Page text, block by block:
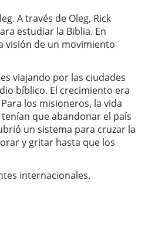
A través de Oleg, Rick
estudiar la Biblia. En
visión de un movimiento
viajando por las ciudades
bíblico. El crecimiento era
los misioneros, la vida
que abandonar el país
un sistema para cruzar la
y gritar hasta que los
internacionales.